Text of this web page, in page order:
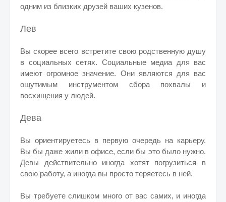
одним из близких друзей ваших кузенов.
Лев
Вы скорее всего встретите свою родственную душу
в социальных сетях. Социальные медиа для вас
имеют огромное значение. Они являются для вас
ощутимым инструментом сбора похвалы и
восхищения у людей.
Дева
Вы ориентируетесь в первую очередь на карьеру.
Вы бы даже жили в офисе, если бы это было нужно.
Девы действительно иногда хотят погрузиться в
свою работу, а иногда вы просто теряетесь в ней.
Вы требуете слишком много от вас самих, и иногда